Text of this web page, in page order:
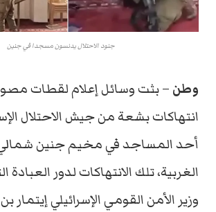
جنود الاحتلال يدنسون مسجدا في جنين
وطن – بثت وسائل إعلام لقطات
انتهاكات بشعة من جيش الاحتلال
أحد المساجد في مخيم جنين
الغربية، تلك الانتهاكات لدور العبادة
وزير الأمن القومي الإسرائيلي إيتمار